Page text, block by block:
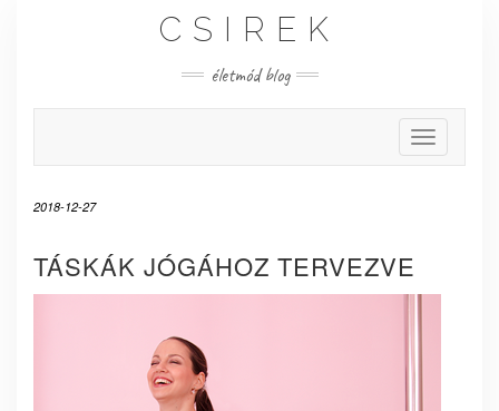
CSIREK
életmód blog
Toggle
2018-12-27
TÁSKÁK JÓGÁHOZ TERVEZVE